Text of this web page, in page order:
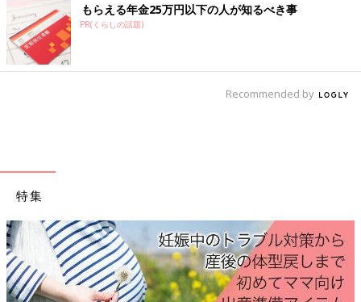
もらえる年金25万円以下の人が知るべき事
PR(くらしの話題)
Recommended by
特集